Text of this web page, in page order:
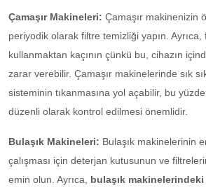
Çamaşır Makineleri: Çamaşır makinenizin
periyodik olarak filtre temizliği yapın.
kullanmaktan kaçının çünkü bu, cihazın
zarar verebilir. Çamaşır makinelerinde sık
sisteminin tıkanmasına yol açabilir, bu
düzenli olarak kontrol edilmesi önemlidir.
Bulaşık Makineleri: Bulaşık makinelerinin
çalışması için deterjan kutusunun ve
emin olun. Ayrıca, bulaşık